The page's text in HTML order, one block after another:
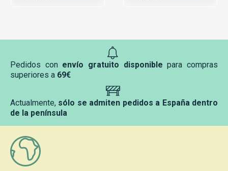
Pedidos con envío gratuito disponible para compras
superiores a 69€
Actualmente, sólo se admiten pedidos a España dentro
de la península